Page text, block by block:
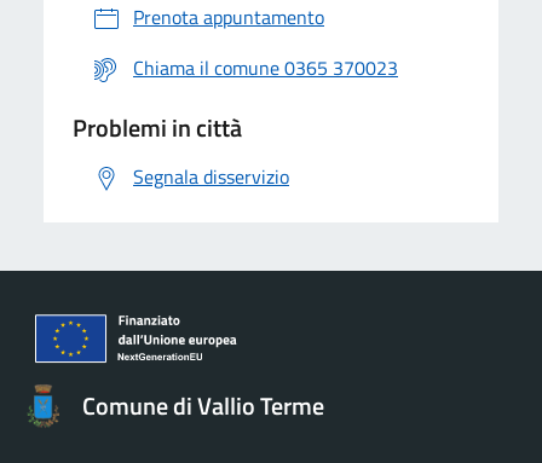
Prenota appuntamento
Chiama il comune 0365 370023
Problemi in città
Segnala disservizio
Comune di Vallio Terme